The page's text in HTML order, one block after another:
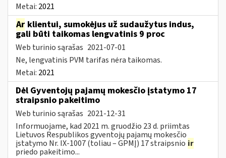
Metai: 2021
Ar klientui, sumokėjus už sudaužytus indus,
gali būti taikomas lengvatinis 9 proc
Web turinio sąrašas 2021-07-01
Ne, lengvatinis PVM tarifas nėra taikomas.
Metai: 2021
Dėl Gyventojų pajamų mokesčio įstatymo 17
straipsnio pakeitimo
Web turinio sąrašas 2021-12-31
Informuojame, kad 2021 m. gruodžio 23 d. priimtas
Lietuvos Respublikos gyventojų pajamų mokesčio
įstatymo Nr. IX-1007 (toliau – GPMĮ) 17 straipsnio ir
priedo pakeitimo...